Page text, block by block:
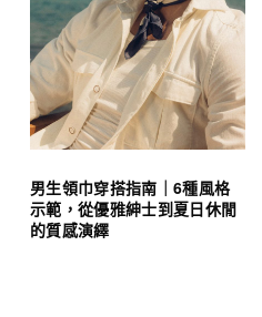
男生領巾穿搭指南｜6種風格
示範，從優雅紳士到夏日休閒
的質感演繹